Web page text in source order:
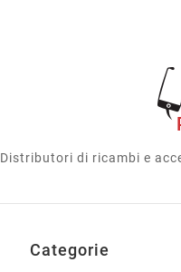
Distributori di ricambi e
Categorie